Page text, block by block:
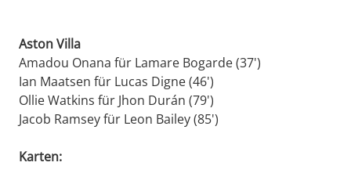
Aston Villa
Amadou Onana für Lamare Bogarde (37')
Ian Maatsen für Lucas Digne (46')
Ollie Watkins für Jhon Durán (79')
Jacob Ramsey für Leon Bailey (85')
Karten: